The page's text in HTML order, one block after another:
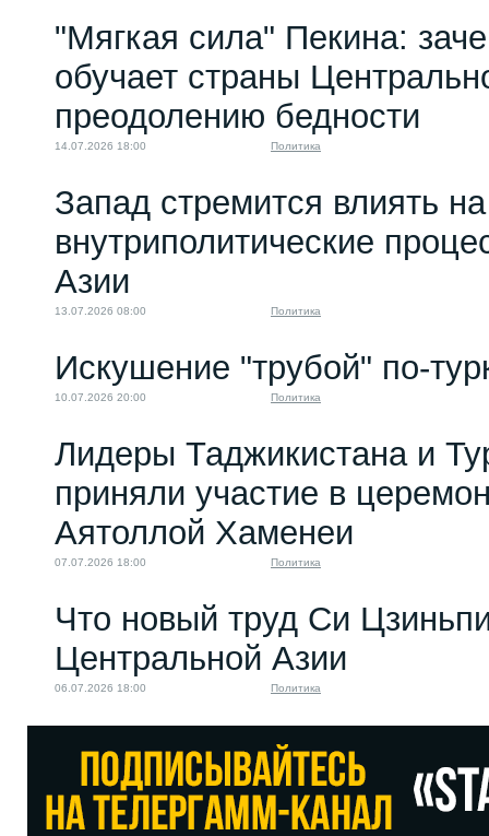
"Мягкая сила" Пекина:
обучает страны
преодолению бедности
14.07.2026 18:00 Политика
Запад стремится влиять на
внутриполитические
Азии
13.07.2026 08:00 Политика
Искушение "трубой" по-
10.07.2026 20:00 Политика
Лидеры Таджикистана и
приняли участие в
Аятоллой Хаменеи
07.07.2026 18:00 Политика
Что новый труд Си
Центральной Азии
06.07.2026 18:00 Политика